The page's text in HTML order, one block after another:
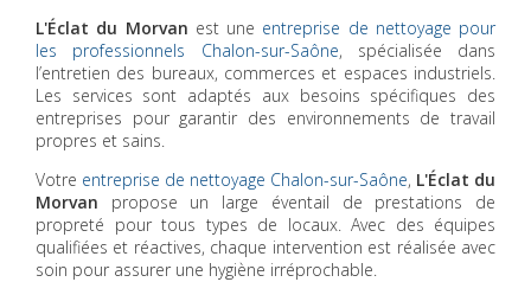
L'Éclat du Morvan est une entreprise de nettoyage pour
les professionnels Chalon-sur-Saône, spécialisée dans
l’entretien des bureaux, commerces et espaces industriels.
Les services sont adaptés aux besoins spécifiques des
entreprises pour garantir des environnements de travail
propres et sains.
Votre entreprise de nettoyage Chalon-sur-Saône, L'Éclat du
Morvan propose un large éventail de prestations de
propreté pour tous types de locaux. Avec des équipes
qualifiées et réactives, chaque intervention est réalisée avec
soin pour assurer une hygiène irréprochable.